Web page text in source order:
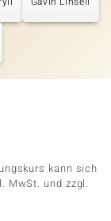
kann sich
MwSt. und zzgl.